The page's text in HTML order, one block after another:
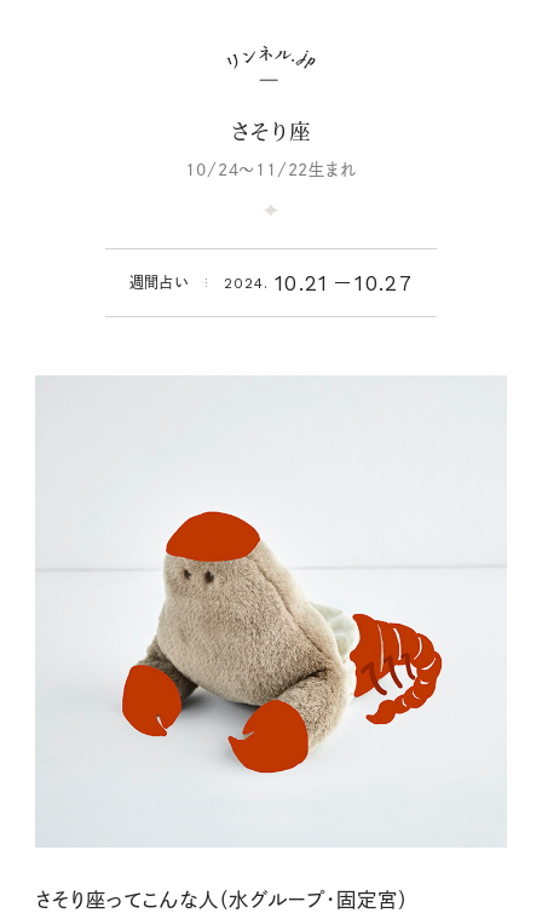
さそり座
10/24～11/22生まれ
週間占い 2024. 10.21 10.27
さそり座ってこんな人（水グループ・固定宮）